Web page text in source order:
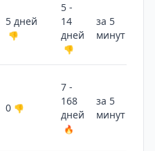
5 дней
👎
5 -
14
дней
👎
за 5
минут
0 👎
7 -
168
дней
🔥
за 5
минут